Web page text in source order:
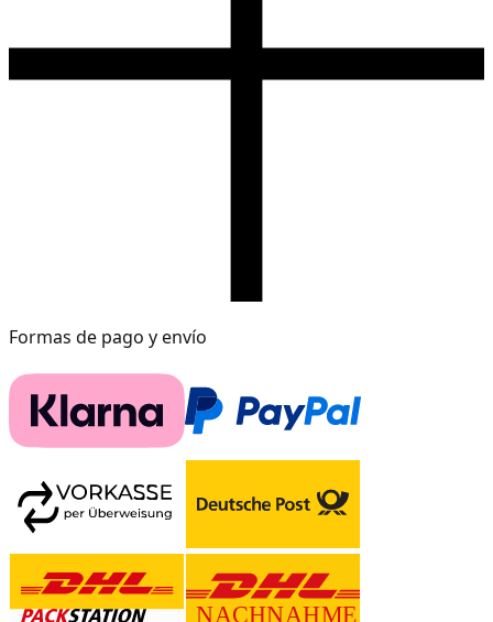
Formas de pago y envío